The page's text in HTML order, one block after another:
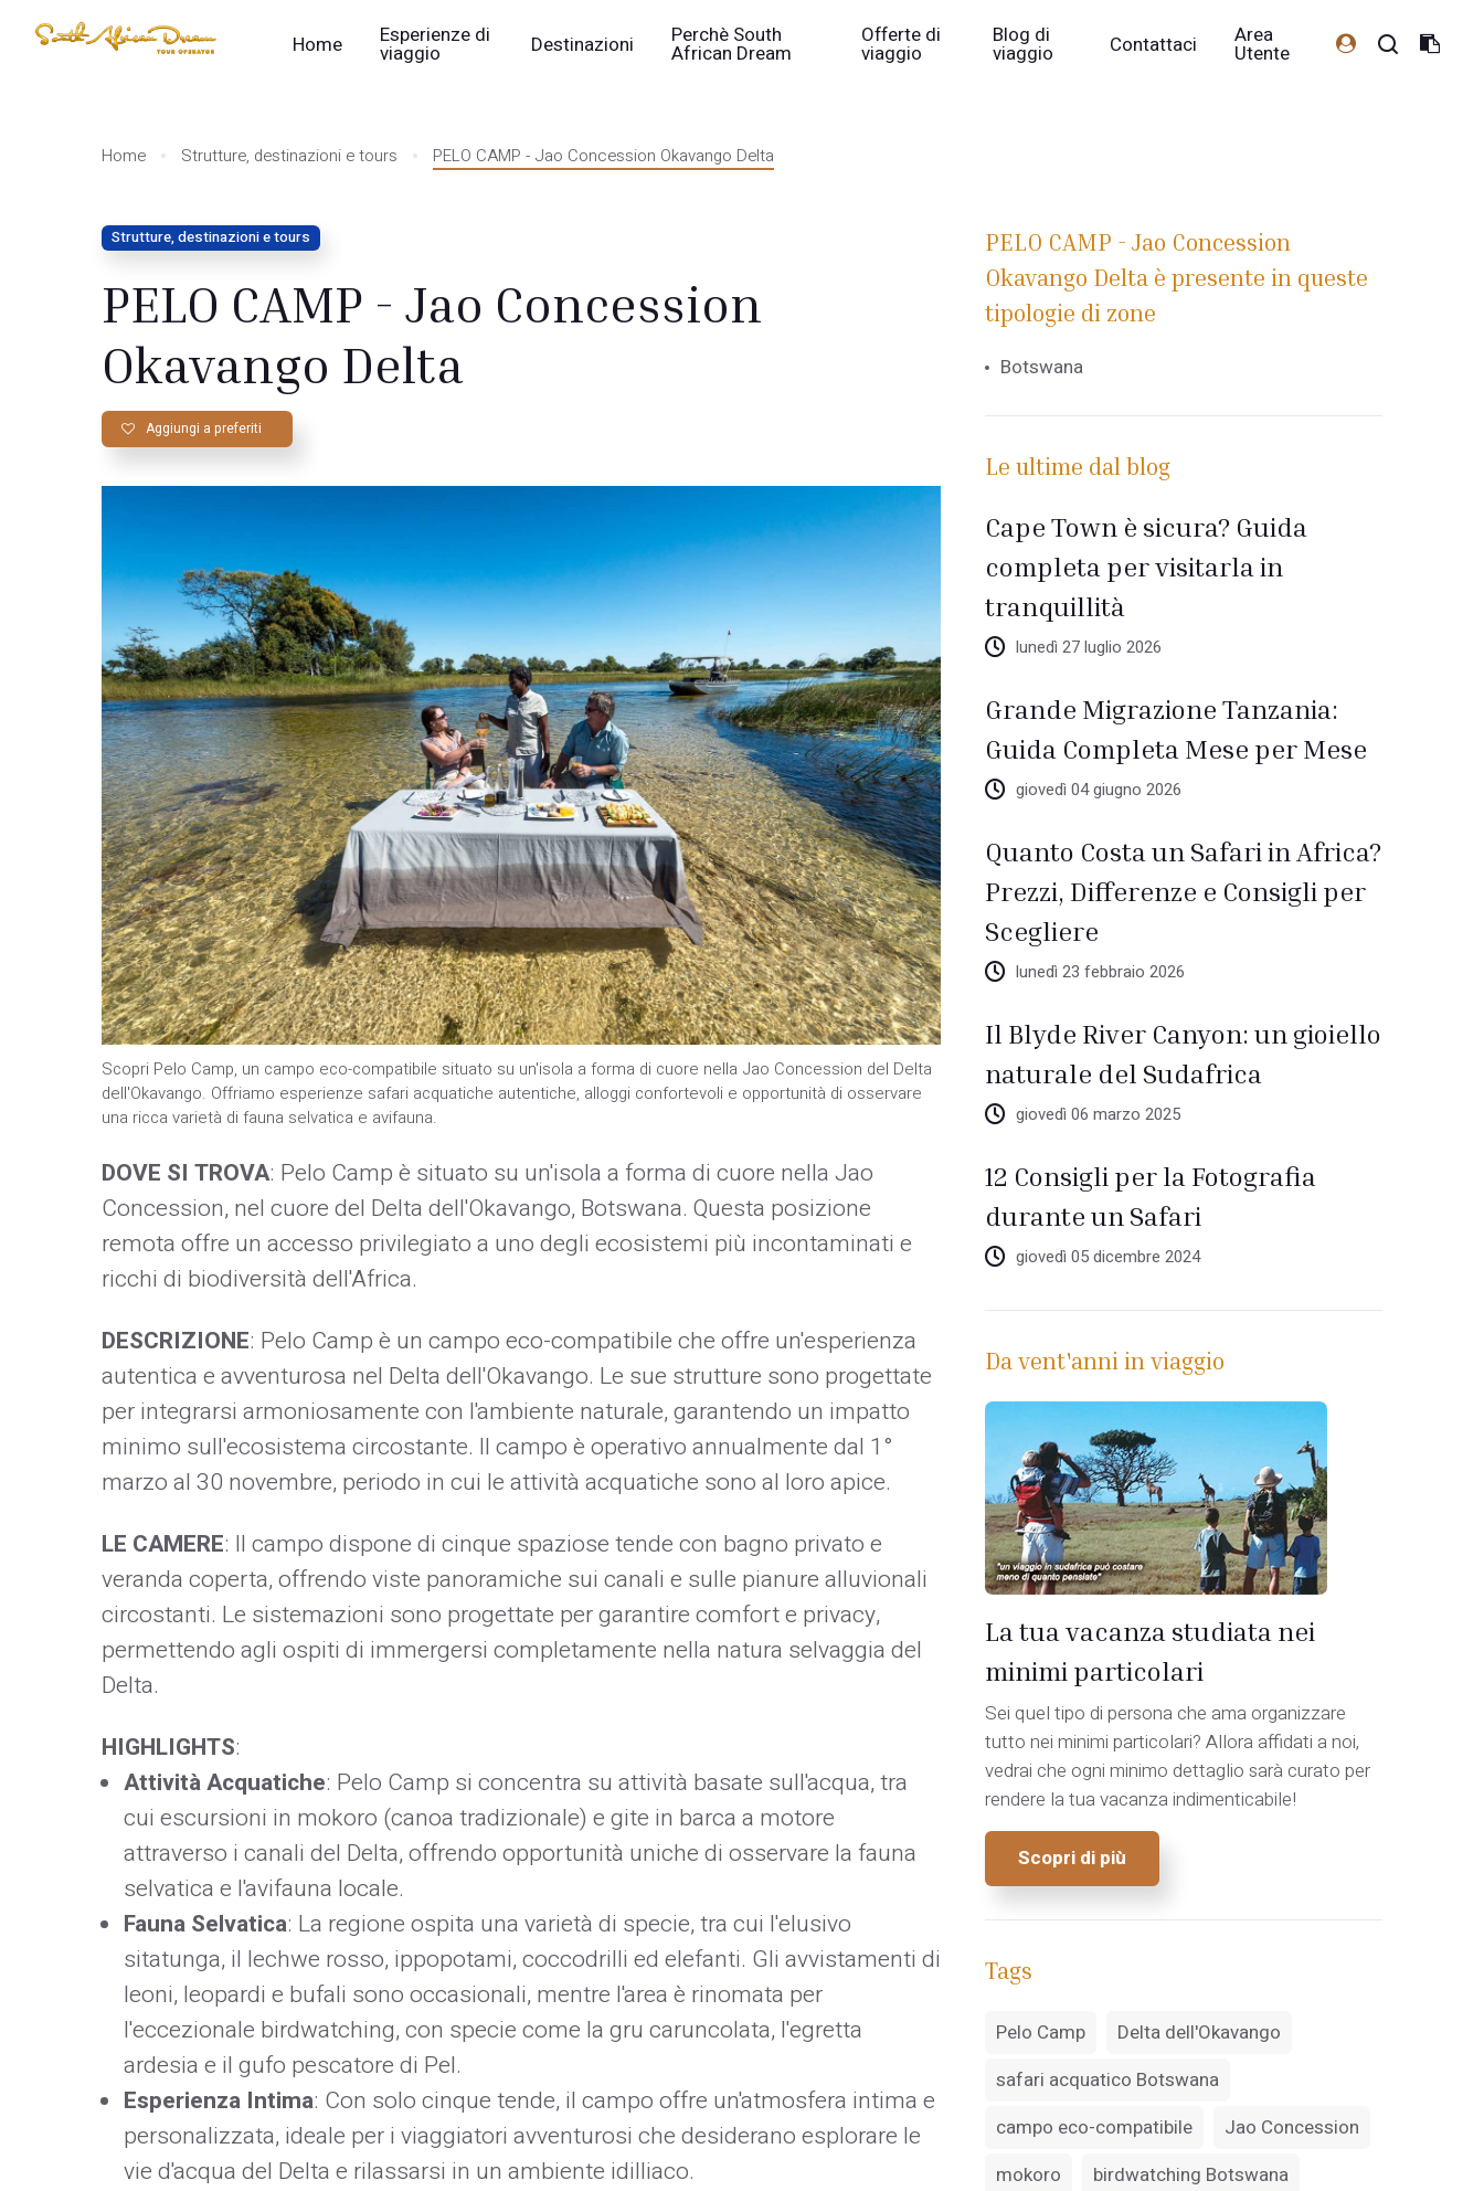
Home Esperienze di
viaggio Destinazioni Perchè South
African Dream
Offerte di
viaggio
Blog di
viaggio Contattaci Area
Utente
Home Strutture, destinazioni e tours PELO CAMP - Jao Concession Okavango Delta
Strutture, destinazioni e tours
PELO CAMP - Jao Concession
Okavango Delta
Aggiungi a preferiti
Scopri Pelo Camp, un campo eco-compatibile situato su un'isola a forma di cuore nella Jao Concession del Delta
dell'Okavango. Offriamo esperienze safari acquatiche autentiche, alloggi confortevoli e opportunità di osservare
una ricca varietà di fauna selvatica e avifauna.
DOVE SI TROVA: Pelo Camp è situato su un'isola a forma di cuore nella Jao
Concession, nel cuore del Delta dell'Okavango, Botswana. Questa posizione
remota offre un accesso privilegiato a uno degli ecosistemi più incontaminati e
ricchi di biodiversità dell'Africa.
DESCRIZIONE: Pelo Camp è un campo eco-compatibile che offre un'esperienza
autentica e avventurosa nel Delta dell'Okavango. Le sue strutture sono progettate
per integrarsi armoniosamente con l'ambiente naturale, garantendo un impatto
minimo sull'ecosistema circostante. Il campo è operativo annualmente dal 1°
marzo al 30 novembre, periodo in cui le attività acquatiche sono al loro apice.
LE CAMERE: Il campo dispone di cinque spaziose tende con bagno privato e
veranda coperta, offrendo viste panoramiche sui canali e sulle pianure alluvionali
circostanti. Le sistemazioni sono progettate per garantire comfort e privacy,
permettendo agli ospiti di immergersi completamente nella natura selvaggia del
Delta.
HIGHLIGHTS:
Attività Acquatiche: Pelo Camp si concentra su attività basate sull'acqua, tra
cui escursioni in mokoro (canoa tradizionale) e gite in barca a motore
attraverso i canali del Delta, offrendo opportunità uniche di osservare la fauna
selvatica e l'avifauna locale.
Fauna Selvatica: La regione ospita una varietà di specie, tra cui l'elusivo
sitatunga, il lechwe rosso, ippopotami, coccodrilli ed elefanti. Gli avvistamenti di
leoni, leopardi e bufali sono occasionali, mentre l'area è rinomata per
l'eccezionale birdwatching, con specie come la gru caruncolata, l'egretta
ardesia e il gufo pescatore di Pel.
Esperienza Intima: Con solo cinque tende, il campo offre un'atmosfera intima e
personalizzata, ideale per i viaggiatori avventurosi che desiderano esplorare le
vie d'acqua del Delta e rilassarsi in un ambiente idilliaco.
PELO CAMP - Jao Concession
Okavango Delta è presente in queste
tipologie di zone
Botswana
Le ultime dal blog
Cape Town è sicura? Guida
completa per visitarla in
tranquillità
lunedì 27 luglio 2026
Grande Migrazione Tanzania:
Guida Completa Mese per Mese
giovedì 04 giugno 2026
Quanto Costa un Safari in Africa?
Prezzi, Differenze e Consigli per
Scegliere
lunedì 23 febbraio 2026
Il Blyde River Canyon: un gioiello
naturale del Sudafrica
giovedì 06 marzo 2025
12 Consigli per la Fotografia
durante un Safari
giovedì 05 dicembre 2024
Da vent'anni in viaggio
La tua vacanza studiata nei
minimi particolari
Sei quel tipo di persona che ama organizzare
tutto nei minimi particolari? Allora affidati a noi,
vedrai che ogni minimo dettaglio sarà curato per
rendere la tua vacanza indimenticabile!
Scopri di più
Tags
Pelo Camp
Delta dell'Okavango
safari acquatico Botswana
campo eco-compatibile
Jao Concession
mokoro
birdwatching Botswana